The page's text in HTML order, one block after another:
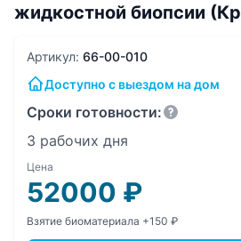
жидкостной биопсии
Артикул: 66-00-010
Доступно с выездом на дом
Сроки готовности:
3 рабочих дня
Цена
52000 ₽
Взятие биоматериала +150 ₽